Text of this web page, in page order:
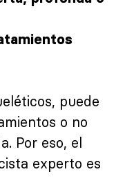
puede
o no
Por eso, el
experto es